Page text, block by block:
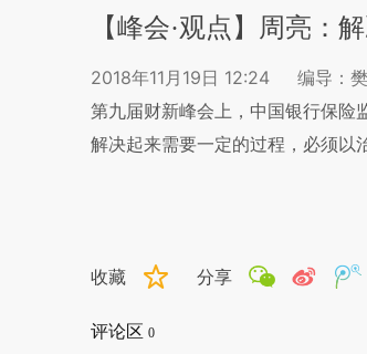
【峰会·观点】周亮：
2018年11月19日 12:24
编导：
第九届财新峰会上，中国银行保险
解决起来需要一定的过程，必须以
收藏 分享
评论区 0